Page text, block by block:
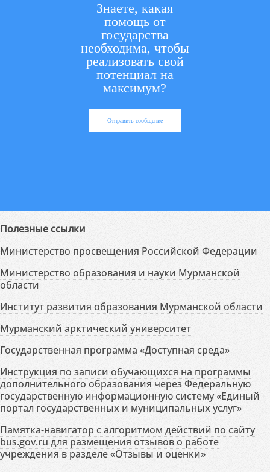
Знаете, какая
помощь от
государства
необходима, чтобы
реализовать свой
потенциал на
максимум?
Отправить сообщение
Полезные ссылки
Министерство просвещения Российской Федерации
Министерство образования и науки Мурманской
области
Институт развития образования Мурманской области
Мурманский арктический университет
Государственная программа «Доступная среда»
Инструкция по записи обучающихся на программы
дополнительного образования через Федеральную
государственную информационную систему «Единый
портал государственных и муниципальных услуг»
Памятка-навигатор с алгоритмом действий по сайту
bus.gov.ru для размещения отзывов о работе
учреждения в разделе «Отзывы и оценки»